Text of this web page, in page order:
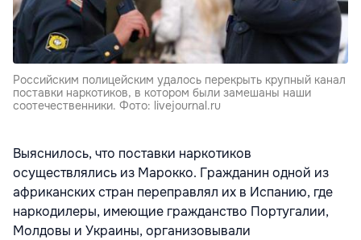
Российским полицейским удалось перекрыть крупный канал
поставки наркотиков, в котором были замешаны наши
соотечественники. Фото: livejournal.ru
Выяснилось, что поставки наркотиков
осуществлялись из Марокко. Гражданин одной из
африканских стран переправлял их в Испанию, где
наркодилеры, имеющие гражданство Португалии,
Молдовы и Украины, организовывали